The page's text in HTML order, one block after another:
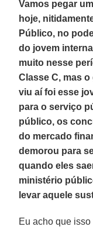
Vamos pegar
hoje,
Público, no
do jovem
muito nesse
Classe C, mas
viu aí foi esse
para o serviço
público, os
do mercado
demorou para
quando eles
ministério
levar aquele
Eu acho que